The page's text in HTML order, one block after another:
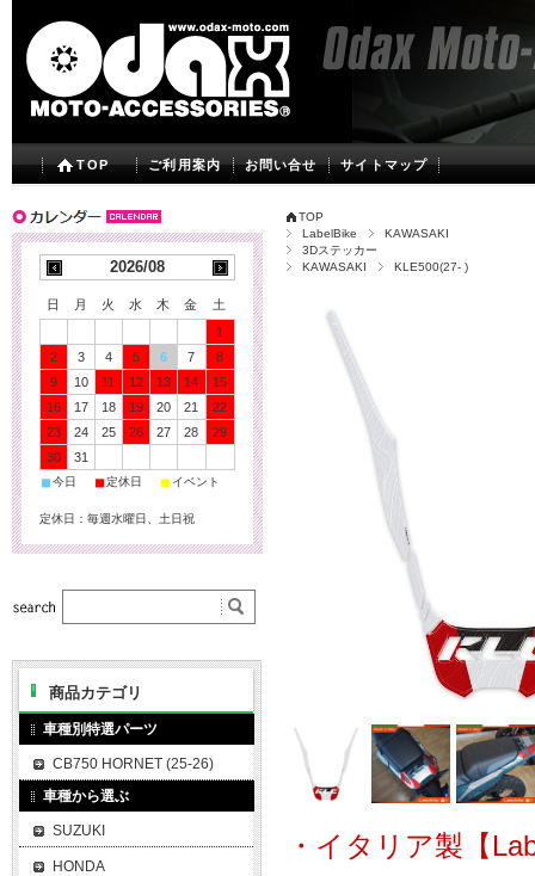
TOP ご利用案内 お問い合せ サイトマップ
TOP
LabelBike
KAWASAKI
3Dステッカー
KAWASAKI
KLE500(27- )
・イタリア製【
2026/08
日 月 火 水 木 金
土
1
2
3 4 5 6 7
8
9
10 11 12 13 14
15
16
17 18 19 20 21
22
23
24 25 26 27 28
29
30
31
■今日 ■定休日 ■ イベント
定休日：毎週水曜日、土日祝
商品カテゴリ
車種別特選パーツ
CB750 HORNET (25-26)
車種から選ぶ
SUZUKI
HONDA